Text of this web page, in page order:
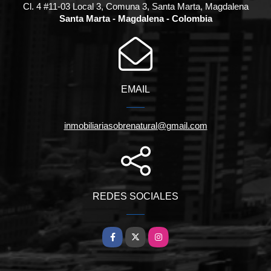
Cl. 4 #11-03 Local 3, Comuna 3, Santa Marta, Magdalena
Santa Marta - Magdalena - Colombia
EMAIL
inmobiliariasobrenatural@gmail.com
REDES SOCIALES
Facebook
X Instagram